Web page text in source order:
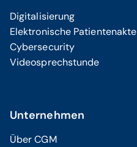
Digitalisierung
Elektronische Patientenakte
Cybersecurity
Videosprechstunde
Unternehmen
Über CGM